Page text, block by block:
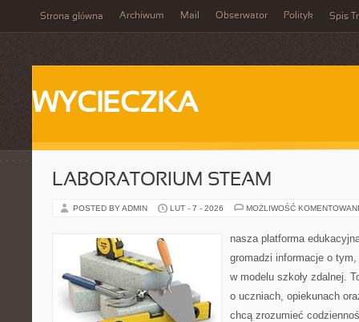
Strona główna Archiwum Mail Obserwator Polityk Spis
WYCIECZKA
LABORATORIUM STEAM
POSTED BY ADMIN LUT - 7 - 2026 MOŻLIWOŚĆ
nasza platforma
gromadzi informacje o
w modelu szkoły zdalnej.
o uczniach, opiekunach
chcą zrozumieć